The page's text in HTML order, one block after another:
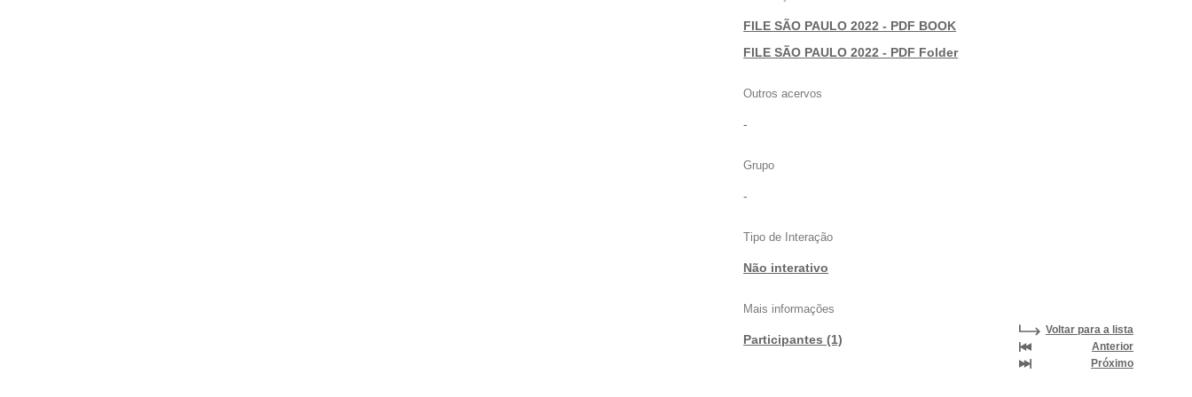
FILE SÃO PAULO 2022 - PDF BOOK
|FILE SÃO PAULO 2022 - PDF Folder
Outros acervos
-
Grupo
-
Tipo de Interação
Não interativo
Mais informações
Participantes (1)
Voltar para a lista
Anterior
Próximo